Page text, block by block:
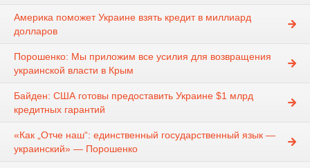
Америка поможет Украине взять кредит в миллиард
долларов
Порошенко: Мы приложим все усилия для возвращения
украинской власти в Крым
Байден: США готовы предоставить Украине $1 млрд
кредитных гарантий
«Как „Отче наш“: единственный государственный язык —
украинский» — Порошенко